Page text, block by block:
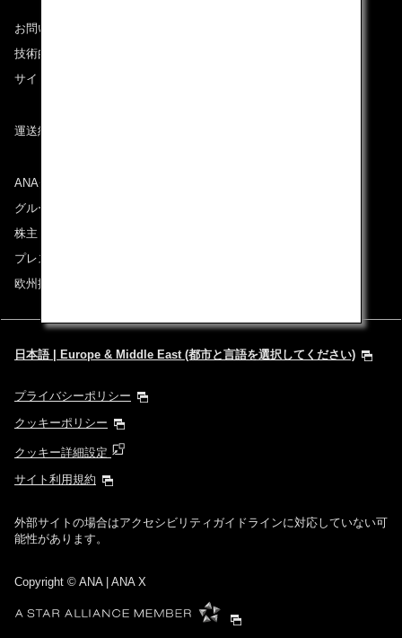
お問い合わせ
技術的なお問い合わせ（推奨環境）
サイトマップ
運送約款
ANAグループについて
グループ企業一覧
株主・投資家情報
プレスリリース
欧州採用情報
日本語 | Europe & Middle East (都市と言語を選択してください)
プライバシーポリシー
クッキーポリシー
クッキー詳細設定
サイト利用規約
外部サイトの場合はアクセシビリティガイドラインに対応していない可
能性があります。
Copyright © ANA | ANA X